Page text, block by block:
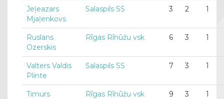
Jeļeazars
Mjaļenkovs
Salaspils SS 3 2 1
Ruslans
Ozerskis
Rīgas Rīnūžu vsk 6 3 1
Valters Valdis
Plinte
Salaspils SS 7 3 1
Timurs
Rīgas Rīnūžu vsk 9 3 1